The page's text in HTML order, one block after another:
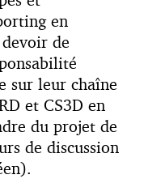
en
de
sur leur chaîne
et CS3D en
du projet de
de discussion